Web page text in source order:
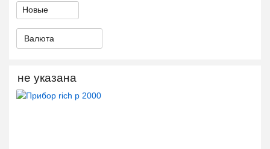
Валюта
не указана